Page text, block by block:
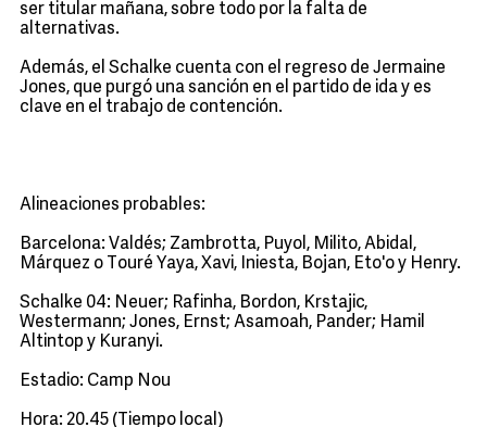
ser titular mañana, sobre todo por la falta de
alternativas.
Además, el Schalke cuenta con el regreso de Jermaine
Jones, que purgó una sanción en el partido de ida y es
clave en el trabajo de contención.
Alineaciones probables:
Barcelona: Valdés; Zambrotta, Puyol, Milito, Abidal,
Márquez o Touré Yaya, Xavi, Iniesta, Bojan, Eto'o y Henry.
Schalke 04: Neuer; Rafinha, Bordon, Krstajic,
Westermann; Jones, Ernst; Asamoah, Pander; Hamil
Altintop y Kuranyi.
Estadio: Camp Nou
Hora: 20.45 (Tiempo local)